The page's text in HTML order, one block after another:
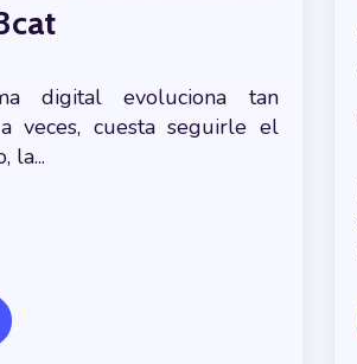
digital evoluciona tan
veces, cuesta seguirle el
la...